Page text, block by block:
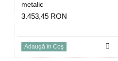
metalic
3.453,45 RON
Adaugă în Coş